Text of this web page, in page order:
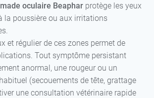
oculaire Beaphar protège les yeux
la poussière ou aux irritations
et régulier de ces zones permet de
Tout symptôme persistant
anormal, une rougeur ou un
(secouements de tête, grattage
une consultation vétérinaire rapide